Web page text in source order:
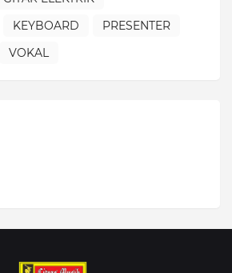
KEYBOARD
PRESENTER
VOKAL